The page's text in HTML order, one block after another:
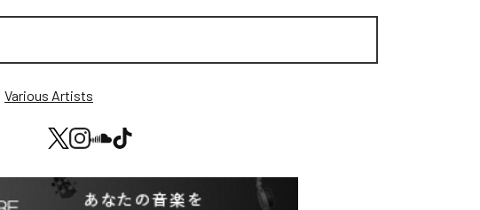
Various Artists